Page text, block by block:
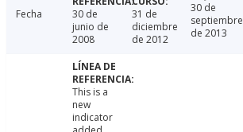
Fecha
30 de
junio de
2008
31 de
diciembre
de 2012
30 de
septiembre
de 2013
This is a
new
indicator